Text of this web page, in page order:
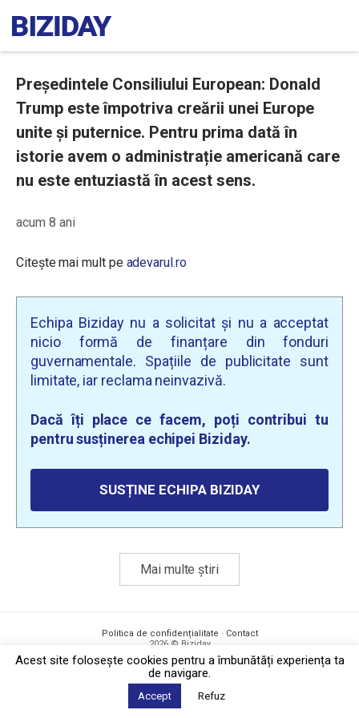
Preşedintele Consiliului European: Donald
Trump este împotriva creării unei Europe
unite și puternice. Pentru prima dată în
istorie avem o administrație americană care
nu este entuziastă în acest sens.
acum 8 ani
Citește mai mult pe adevarul.ro
Echipa Biziday nu a solicitat și nu a acceptat
nicio formă de finanțare din fonduri
guvernamentale. Spațiile de publicitate sunt
limitate, iar reclama neinvazivă.
Dacă îți place ce facem, poți contribui tu
pentru susținerea echipei Biziday.
SUSȚINE ECHIPA BIZIDAY
Mai multe știri
Politica de confidențialitate · Contact
2026 © Biziday
Acest site foloseşte cookies pentru a îmbunătăți experiența ta
de navigare.
Accept Refuz